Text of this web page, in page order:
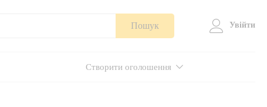
Пошук Увійти
Створити оголошення